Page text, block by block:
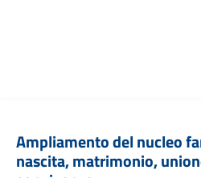
Ampliamento del nucleo
nascita, matrimonio,